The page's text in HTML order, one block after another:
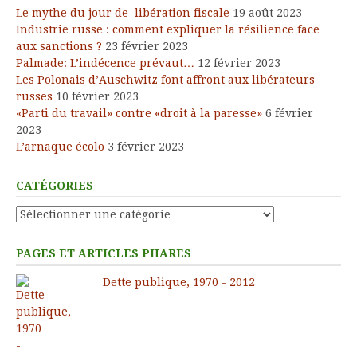
Le mythe du jour de libération fiscale 19 août 2023
Industrie russe : comment expliquer la résilience face
aux sanctions ? 23 février 2023
Palmade: L’indécence prévaut… 12 février 2023
Les Polonais d’Auschwitz font affront aux libérateurs
russes 10 février 2023
«Parti du travail» contre «droit à la paresse» 6 février
2023
L’arnaque écolo 3 février 2023
CATÉGORIES
Catégories
PAGES ET ARTICLES PHARES
Dette publique, 1970 - 2012